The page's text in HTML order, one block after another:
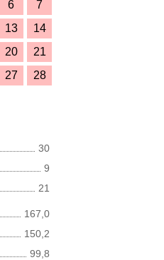
6
7
13
14
20
21
27
28
30
9
21
167,0
150,2
99,8